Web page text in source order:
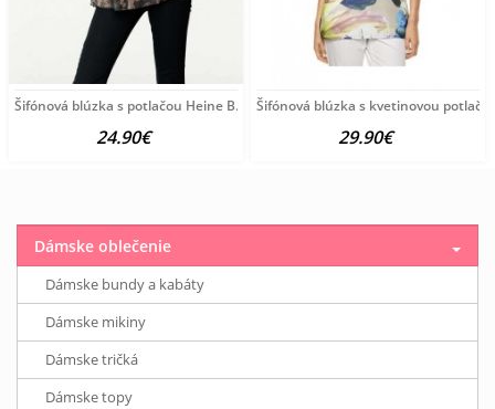
Šifónová blúzka s potlačou Heine B.C., čierno-farebná
24.90€
Šifónová blúzka s kvetinovou
29.90€
Dámske oblečenie
Dámske bundy a kabáty
Dámske mikiny
Dámske tričká
Dámske topy